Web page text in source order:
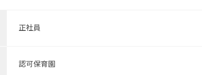
正社員
認可保育園